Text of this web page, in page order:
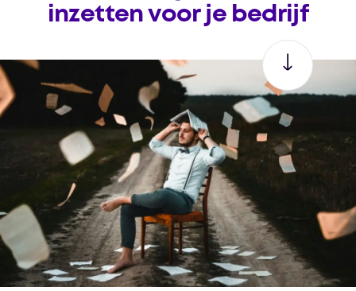
inzetten voor je bedrijf